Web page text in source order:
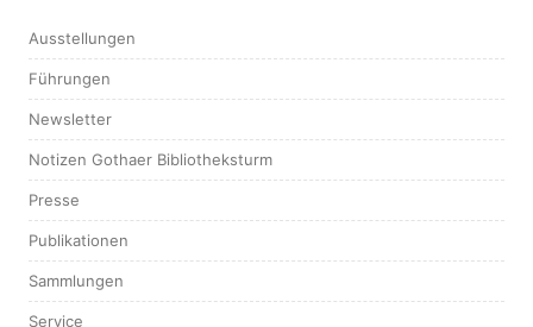
Ausstellungen
Führungen
Newsletter
Notizen Gothaer Bibliotheksturm
Presse
Publikationen
Sammlungen
Service